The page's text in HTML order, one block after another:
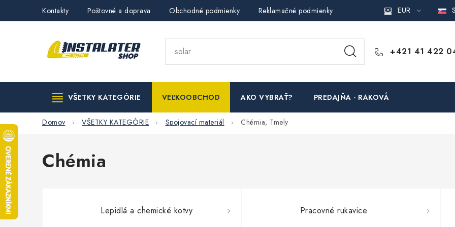
Kontakty Poštovné a doprava Obchodné podmienky Reklamačné podmienky Podmienky ochrany osobných
EUR
+421 41 422
VŠETKY KATEGÓRIE VEĽKOOBCHOD AKO VYBRAŤ? PREDAJŇA - RAKOVÁ
Domov VŠETKY KATEGÓRIE Spojovací materiál Chémia, Tmely
Chémia
Lepidlá a chemické kotvy Pracovné rukavice